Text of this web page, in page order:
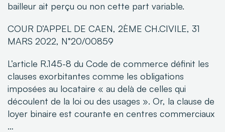
bailleur ait perçu ou non cette part variable.
COUR D’APPEL DE CAEN, 2ÈME CH.CIVILE, 31
MARS 2022, N°20/00859
L’article R.145-8 du Code de commerce définit les
clauses exorbitantes comme les obligations
imposées au locataire « au delà de celles qui
découlent de la loi ou des usages ». Or, la clause de
loyer binaire est courante en centres commerciaux
…